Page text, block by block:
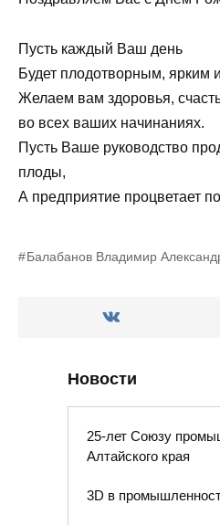
Пусть каждый Ваш день
Будет плодотворным,
Желаем вам здоровья,
во всех ваших начинаниях.
Пусть Ваше руководство
плоды,
А предприятие процветает
Балабанов Владимир
Новости
25-лет Союзу
Алтайского края
3D в